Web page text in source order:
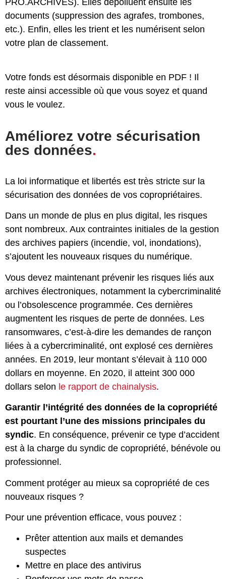
documents (suppression des agrafes, trombones,
etc.). Enfin, elles les trient et les numérisent selon
votre plan de classement.
Votre fonds est désormais disponible en PDF ! Il
reste ainsi accessible où que vous soyez et quand
vous le voulez.
Améliorez votre sécurisation
des données.
La loi informatique et libertés est très stricte sur la
sécurisation des données de vos copropriétaires.
Dans un monde de plus en plus digital, les risques
sont nombreux. Aux contraintes initiales de la gestion
des archives papiers (incendie, vol, inondations),
s’ajoutent les nouveaux risques du numérique.
Vous devez maintenant prévenir les risques liés aux
archives électroniques, notamment la cybercriminalité
ou l’obsolescence programmée. Ces dernières
augmentent les risques de perte de données. Les
ransomwares, c’est-à-dire les demandes de rançon
liées à a cybercriminalité, ont explosé ces dernières
années. En 2019, leur montant s’élevait à 110 000
dollars en moyenne. En 2020, il atteint 300 000
dollars selon le rapport de chainalysis.
Garantir l’intégrité des données de la copropriété
est pourtant l’une des missions principales du
syndic. En conséquence, prévenir ce type d’accident
est à la charge du syndic de copropriété, bénévole ou
professionnel.
Comment protéger au mieux sa copropriété de ces
nouveaux risques ?
Pour une prévention efficace, vous pouvez :
Prêter attention aux mails et demandes
suspectes
Mettre en place des antivirus